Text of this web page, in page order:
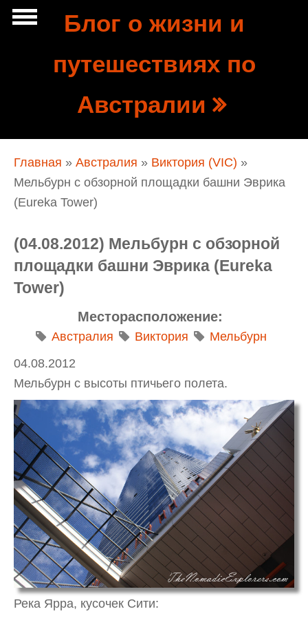
Перейти к основному содержанию
Блог о жизни и
путешествиях по
Австралии
Navigation
Вы здесь
Главная » Австралия » Виктория (VIC) »
Мельбурн с обзорной площадки башни Эврика
(Eureka Tower)
(04.08.2012) Мельбурн с обзорной
площадки башни Эврика (Eureka
Tower)
Месторасположение:
Австралия Виктория
Мельбурн
04.08.2012
Мельбурн с высоты птичьего полета.
Река Ярра, кусочек Сити: